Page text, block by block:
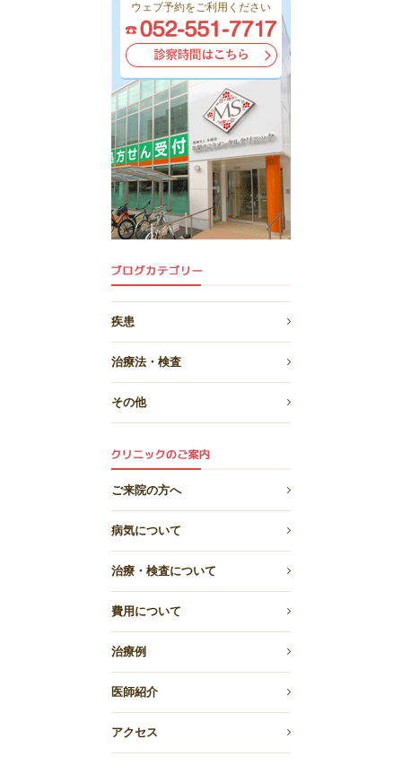
ウェブ予約をご利用ください
疾患
治療法・検査
その他
ご来院の方へ
病気について
治療・検査について
費用について
治療例
医師紹介
アクセス